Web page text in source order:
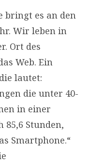
bringt es an den
Wir leben in
Ort des
Web. Ein
lautet:
die unter 40-
in einer
Stunden,
Smartphone.“